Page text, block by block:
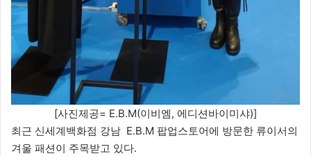
[사진제공= E.B.M(이비엠, 에디션바이미샤)]
최근 신세계백화점 강남 E.B.M 팝업스토어에 방문한 류이서의
겨울 패션이 주목받고 있다.